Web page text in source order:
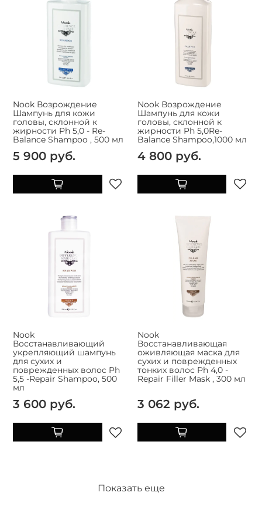
Nook Возрождение
Шампунь для кожи
головы, склонной к
жирности Ph 5,0 - Re-
Balance Shampoo , 500 мл
5 900 руб.
Nook Возрождение
Шампунь для кожи
головы, склонной к
жирности Ph 5,0Re-
Balance Shampoo,1000 мл
4 800 руб.
Nook
Восстанавливающий
укрепляющий шампунь
для сухих и
поврежденных волос Ph
5,5 -Repair Shampoo, 500
мл
3 600 руб.
Nook
Восстанавливающая
оживляющая маска для
сухих и поврежденных
тонких волос Ph 4,0 -
Repair Filler Mask , 300 мл
3 062 руб.
Показать еще